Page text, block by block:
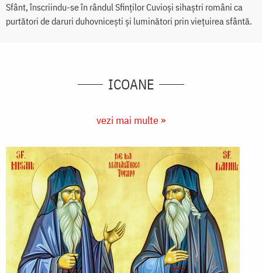
Sfânt, înscriindu-se în rândul Sfinților Cuvioși sihaștri români ca
purtători de daruri duhovnicești și luminători prin viețuirea sfântă.
ICOANE
vezi mai multe »